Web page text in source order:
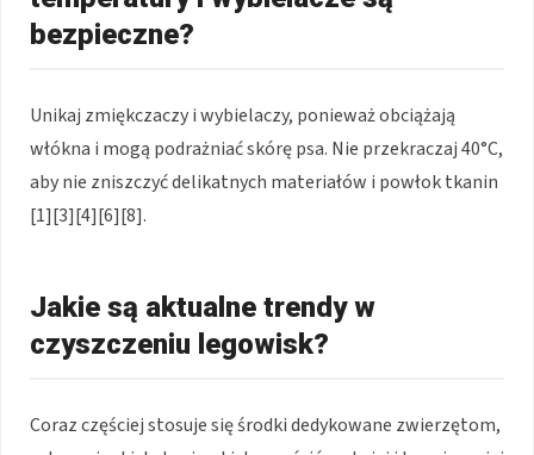
bezpieczne?
Unikaj zmiękczaczy i wybielaczy, ponieważ obciążają
włókna i mogą podrażniać skórę psa. Nie przekraczaj 40°C,
aby nie zniszczyć delikatnych materiałów i powłok tkanin
[1][3][4][6][8].
Jakie są aktualne trendy w
czyszczeniu legowisk?
Coraz częściej stosuje się środki dedykowane zwierzętom,